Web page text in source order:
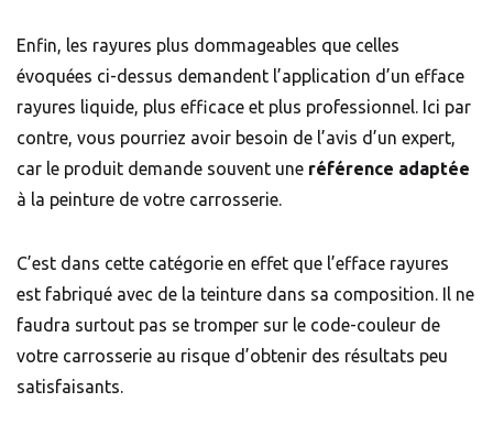
Enfin, les rayures plus dommageables que celles
évoquées ci-dessus demandent l’application d’un efface
rayures liquide, plus efficace et plus professionnel. Ici par
contre, vous pourriez avoir besoin de l’avis d’un expert,
car le produit demande souvent une référence adaptée
à la peinture de votre carrosserie.
C’est dans cette catégorie en effet que l’efface rayures
est fabriqué avec de la teinture dans sa composition. Il ne
faudra surtout pas se tromper sur le code-couleur de
votre carrosserie au risque d’obtenir des résultats peu
satisfaisants.